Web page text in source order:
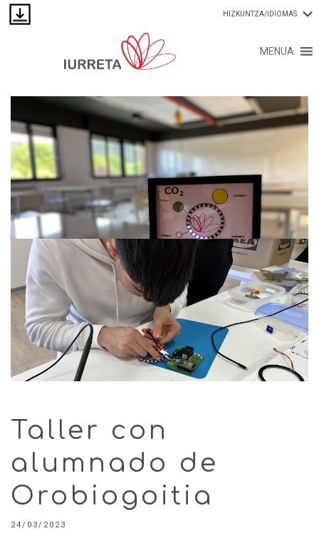
HIZKUNTZA/IDIOMAS
MENUA
Taller con
alumnado de
Orobiogoitia
24/03/2023